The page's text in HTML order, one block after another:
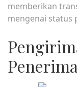
memberikan
mengenai status